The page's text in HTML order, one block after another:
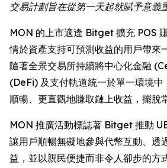
交易計劃旨在從第一天起就賦予意義
MON 的上市適逢 Bitget 擴充 POS
情於資產支持可預測收益的用戶帶來
隨著全景交易所持續將中心化金融
(DeFi) 及支付軌道統一於單一環境中
順暢、更直觀地賺取鏈上收益，擺脫
MON 推廣活動標誌著 Bitget 推動
讓用戶順暢無礙地參與代幣互動、透
益，並以親民便捷而非令人卻步的方